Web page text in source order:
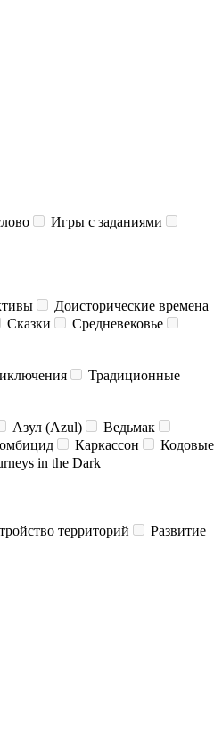
Игры с заданиями
Доисторические времена
Сказки
Средневековье
Традиционные
Азул (Azul)
Ведьмак
Каркассон
Кодовые
in the Dark
территорий
Развитие